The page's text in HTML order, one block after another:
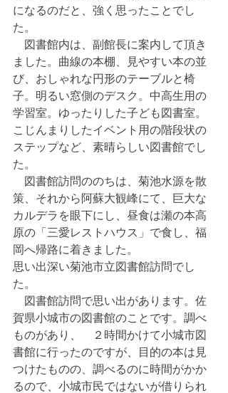
になるのだと、強く思ったことでし
た。
図書館内は、副館長に案内して頂き
ました。曲線の本棚、見やすい本の並
び、おしゃれな円形のテーブルと椅
子。明るい窓側のデスク。中高生用の
学習室。ゆったりした子ども図書室。
こじんまりしたイベント用の階段状の
ステップなど、素晴らしい図書館でし
た。
図書館訪問ののちは、菊池水源を散
策、それから阿蘇大観峰にて、巨大な
カルデラを眼下にし、昼食は瀬の本高
原の「三愛レストハウス」で食し、福
岡へ帰路に着きました。
思い出深い菊池市立図書館訪問でし
た。
図書館訪問で思い出があります。佐
賀県小城市の図書館のことです。調べ
ものがあり、　２時間かけて小城市図
書館に行ったのですが、目的の本は見
つけたものの、調べるのに時間がかか
るので、小城市民ではないが借りられ